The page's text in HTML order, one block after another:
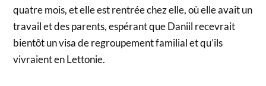
quatre mois, et elle est rentrée chez elle, où elle avait un
travail et des parents, espérant que Daniil recevrait
bientôt un visa de regroupement familial et qu’ils
vivraient en Lettonie.